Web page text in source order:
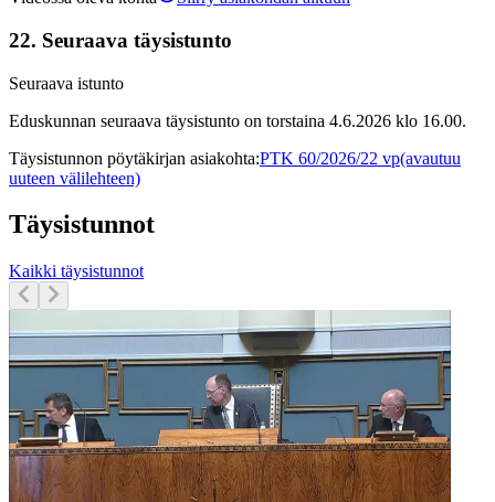
22. Seuraava täysistunto
Seuraava istunto
Eduskunnan seuraava täysistunto on torstaina 4.6.2026 klo 16.00.
Täysistunnon pöytäkirjan asiakohta:PTK 60/2026/22 vp(avautuu
uuteen välilehteen)
Täysistunnot
Kaikki täysistunnot